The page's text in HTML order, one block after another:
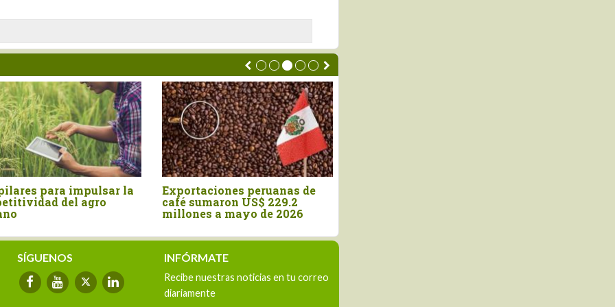
Australia fue el mayor
proveedor de malta para el
mercado peruano en el primer
Agroexportaciones no
tradicionales de Perú a
Estados Unidos cayeron en
SÍGUENOS INFÓRMATE
Recibe nuestras noticias en tu correo
diariamente